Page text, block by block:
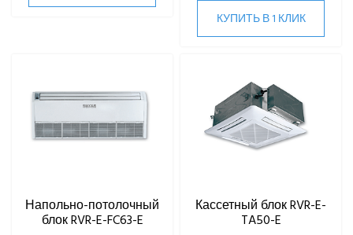
КУПИТЬ В 1 КЛИК
Напольно-потолочный
блок RVR-E-FC63-E
Кассетный блок RVR-E-
TA50-E